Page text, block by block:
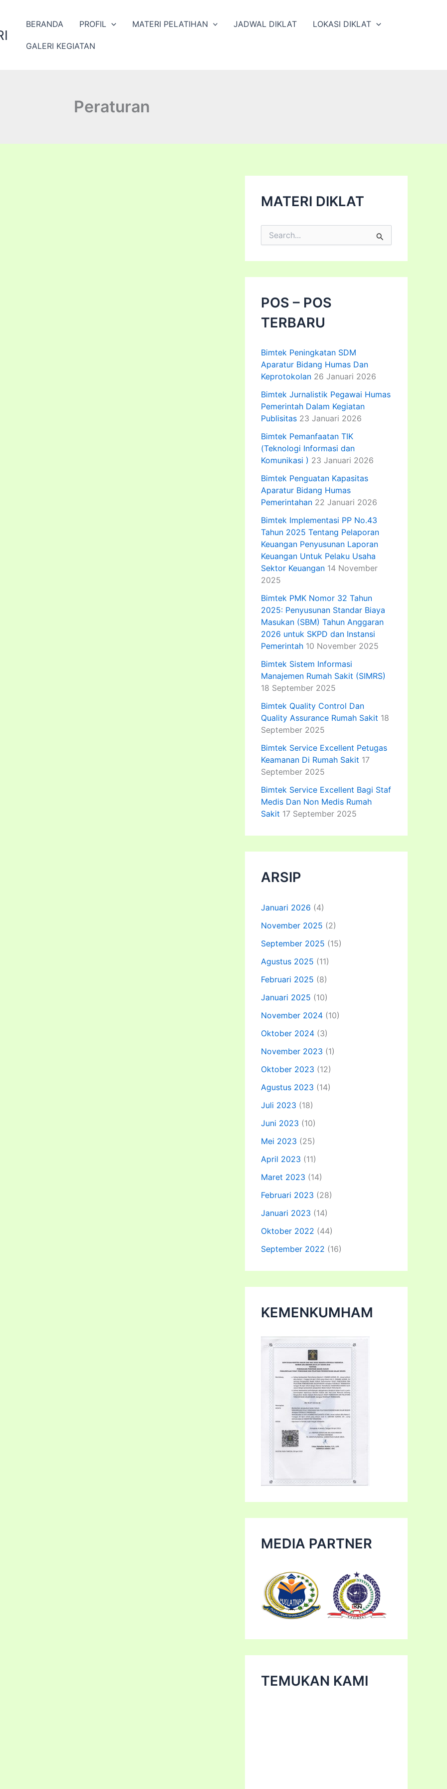
BERANDA PROFIL MATERI PELATIHAN JADWAL DIKLAT LOKASI DIKLAT
GALERI KEGIATAN
Peraturan
MATERI DIKLAT
i
n
u
k
:
POS – POS
TERBARU
Bimtek Peningkatan SDM
Aparatur Bidang Humas Dan
Keprotokolan 26 Januari 2026
Bimtek Jurnalistik Pegawai Humas
Pemerintah Dalam Kegiatan
Publisitas 23 Januari 2026
Bimtek Pemanfaatan TIK
(Teknologi Informasi dan
Komunikasi ) 23 Januari 2026
Bimtek Penguatan Kapasitas
Aparatur Bidang Humas
Pemerintahan 22 Januari 2026
Bimtek Implementasi PP No.43
Tahun 2025 Tentang Pelaporan
Keuangan Penyusunan Laporan
Keuangan Untuk Pelaku Usaha
Sektor Keuangan 14 November
2025
Bimtek PMK Nomor 32 Tahun
2025: Penyusunan Standar Biaya
Masukan (SBM) Tahun Anggaran
2026 untuk SKPD dan Instansi
Pemerintah 10 November 2025
Bimtek Sistem Informasi
Manajemen Rumah Sakit (SIMRS)
18 September 2025
Bimtek Quality Control Dan
Quality Assurance Rumah Sakit 18
September 2025
Bimtek Service Excellent Petugas
Keamanan Di Rumah Sakit 17
September 2025
Bimtek Service Excellent Bagi Staf
Medis Dan Non Medis Rumah
Sakit 17 September 2025
ARSIP
Januari 2026 (4)
November 2025 (2)
September 2025 (15)
Agustus 2025 (11)
Februari 2025 (8)
Januari 2025 (10)
November 2024 (10)
Oktober 2024 (3)
November 2023 (1)
Oktober 2023 (12)
Agustus 2023 (14)
Juli 2023 (18)
Juni 2023 (10)
Mei 2023 (25)
April 2023 (11)
Maret 2023 (14)
Februari 2023 (28)
Januari 2023 (14)
Oktober 2022 (44)
September 2022 (16)
KEMENKUMHAM
MEDIA PARTNER
TEMUKAN KAMI